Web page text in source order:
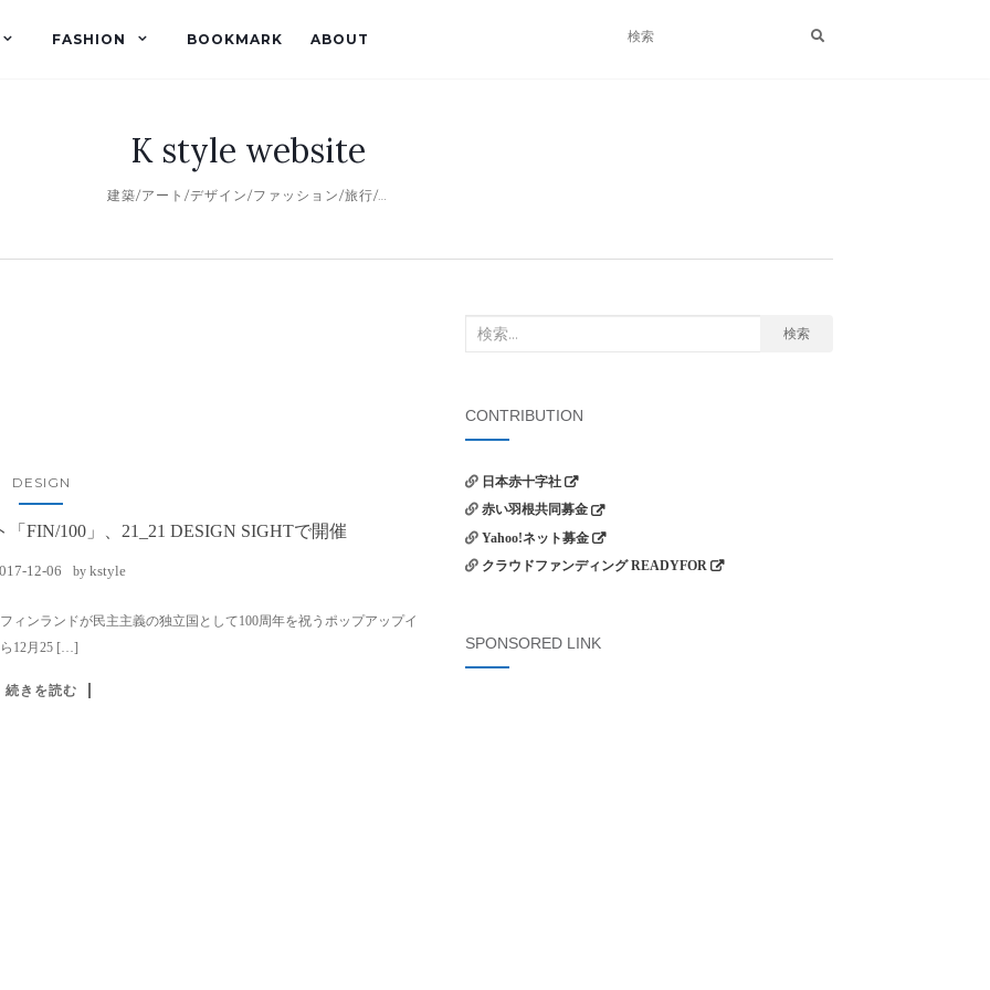
FASHION BOOKMARK ABOUT
K style website
建築/アート/デザイン/ファッション/旅行/…
DESIGN
FIN/100」、21_21 DESIGN SIGHTで開催
12-06 bykstyle
ィンランドが民主主義の独立国として100周年を祝うポップアップイ
12月25 […]
続きを読む
象:
検索
CONTRIBUTION
日本赤十字社
赤い羽根共同募金
Yahoo!ネット募金
クラウドファンディング READYFOR
SPONSORED LINK